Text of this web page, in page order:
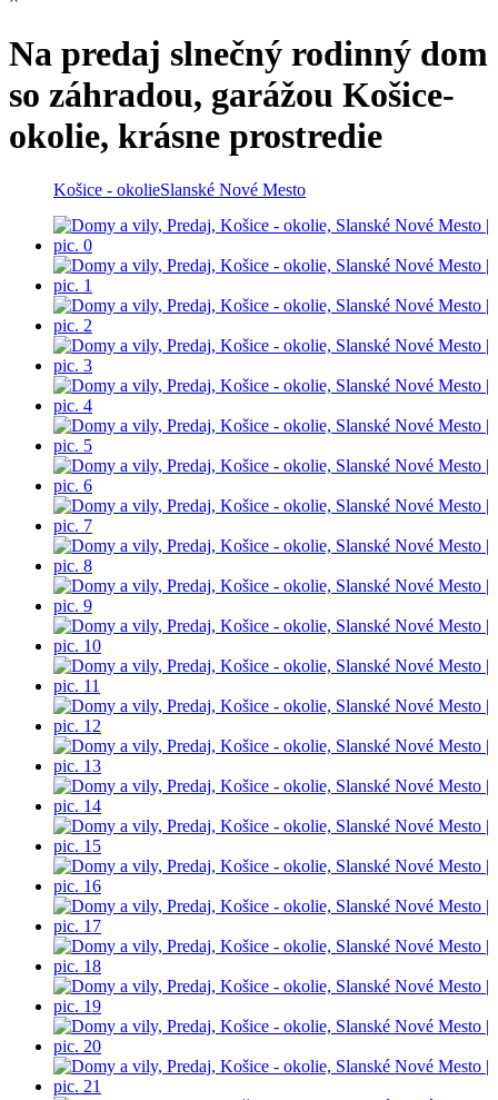
Na predaj slnečný rodinný dom
so záhradou, garážou Košice-
okolie, krásne prostredie
Košice - okolieSlanské Nové Mesto